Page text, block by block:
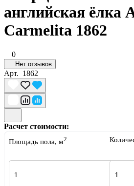
английская ёлка
Carmelita 1862
0
Нет отзывов
Арт. 1862
Расчет стоимости:
Площадь пола, м2